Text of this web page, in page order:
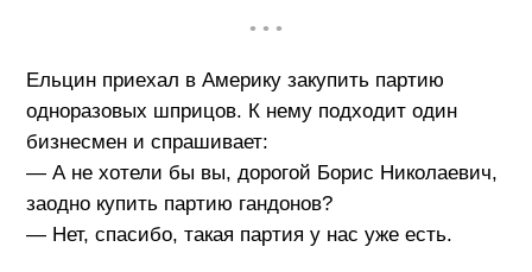
• • •
Ельцин приехал в Америку закупить партию
одноразовых шприцов. К нему подходит один
бизнесмен и спрашивает:
— А не хотели бы вы, дорогой Борис Николаевич,
заодно купить партию гандонов?
— Нет, спасибо, такая партия у нас уже есть.